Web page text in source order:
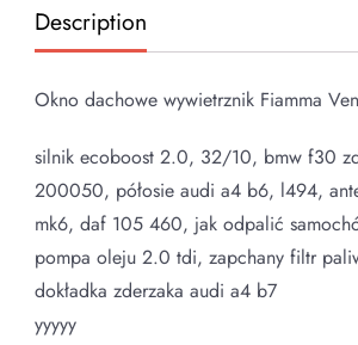
Description
Okno dachowe wywietrznik Fiamma
silnik ecoboost 2.0, 32/10, bmw f30
200050, półosie audi a4 b6, l494,
mk6, daf 105 460, jak odpalić
pompa oleju 2.0 tdi, zapchany filtr
dokładka zderzaka audi a4 b7
yyyyy